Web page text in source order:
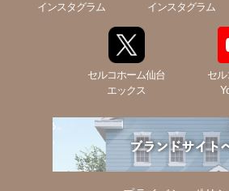
インスタグラム
インスタグラム
セルコホーム仙台
エックス
セ